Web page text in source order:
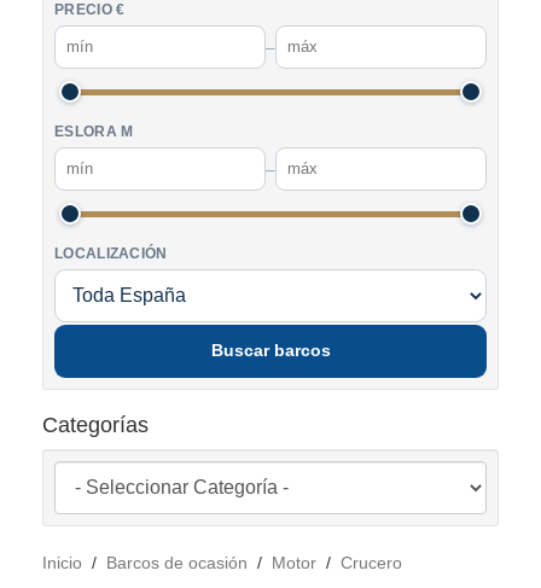
PRECIO €
–
ESLORA M
–
LOCALIZACIÓN
Buscar barcos
Categorías
Inicio / Barcos de ocasión / Motor / Crucero